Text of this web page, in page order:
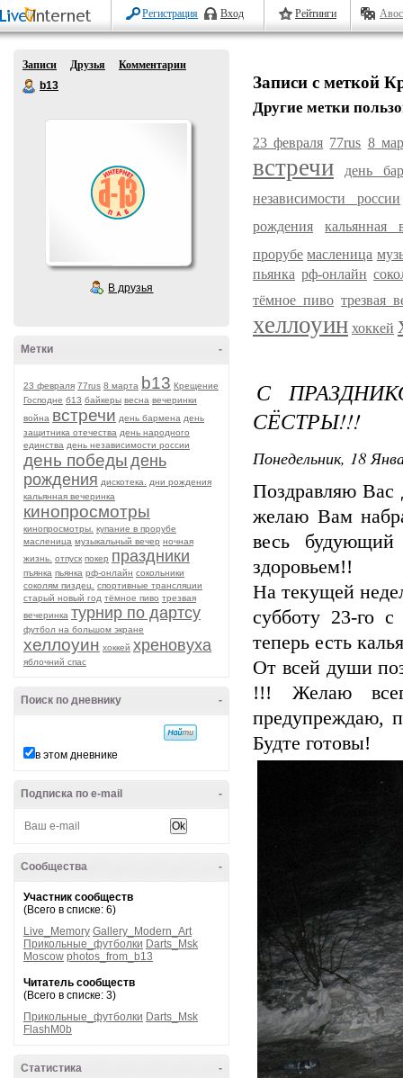
Регистрация Вход Рейтинги
Записи Друзья
Комментарии
b13
В друзья
-
Метки
23 февраля 77rus 8 марта b13 Крещение
Господне б13 байкеры весна вечеринки
война встречи день бармена день
защитника отечества день народного
единства день независимости россии
день победы день
рождения дискотека.
дни рождения
кальянная вечеринка
кинопросмотры
кинопросмотры. купание в прорубе
масленица музыкальный вечер ночная
жизнь. отпуск покер праздники
пъянка пьянка рф-онлайн сокольники
соколям пиздец.
спортивные трансляции
старый новый год тёмное пиво трезвая
вечеринка турнир по дартсу
футбол на большом экране
хеллоуин хоккей хреновуха
яблочний спас
-
Поиск по дневнику
в этом дневнике
-
Подписка по e-mail
-
Сообщества
Участник сообществ
(Всего в списке: 6)
Live_Memory Gallery_Modern_Art
Прикольные_футболки Darts_Msk
Moscow photos_from_b13
Читатель сообществ
(Всего в списке: 3)
Прикольные_футболки Darts_Msk
FlashM0b
-
Статистика
Записи с меткой
Другие метки
23 февраля 77rus 8
встречи
день
независимости россии
рождения
кальянная
прорубе масленица
пьянка рф-онлайн
тёмное пиво трезвая
хеллоуин хоккей
С
СЁСТРЫ!!!
Понедельник, 18
Поздравляю Вас
желаю Вам
весь
здоровьем!!
На текущей
субботу 23-го
теперь есть
От всей души
!!! Желаю
предупреждаю,
Будте готовы!